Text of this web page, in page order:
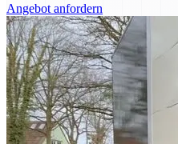
Angebot anfordern